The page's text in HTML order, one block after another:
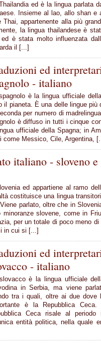
ed è la lingua parlata
Insieme al lao, allo shan e
Thai, appartenente alla più
la lingua thailandese è
è stata molto influenzata
il [...]
ed
- italiano
spagnolo è la lingua ufficiale
il pianeta. È una delle lingue
per numero di
è diffuso in tutti i cinque
ufficiale della Spagna; in
come Messico, Cile, Argentina,
italiano - sloveno e
ed appartiene al ramo
costituisce una lingua
parlato, oltre che in
slovene, come in
per un totale di poco meno di
in cui si [...]
ed
- italiano
slovacco è la lingua ufficiale
in Serbia, ma viene
tra i quali, oltre ai due
è la Repubblica
Ceca risale al
entità politica, nella quale